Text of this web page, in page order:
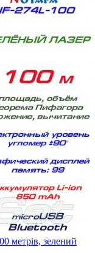
метрів, зелений